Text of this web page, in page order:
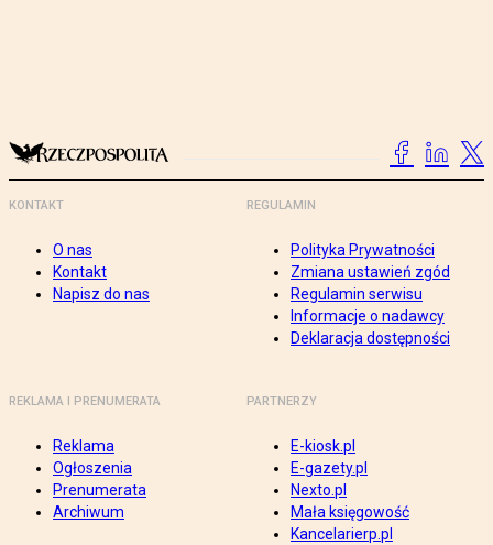
KONTAKT
O nas
Kontakt
Napisz do nas
REGULAMIN
Polityka Prywatności
Zmiana ustawień zgód
Regulamin serwisu
Informacje o nadawcy
Deklaracja dostępności
REKLAMA I PRENUMERATA
Reklama
Ogłoszenia
Prenumerata
Archiwum
PARTNERZY
E-kiosk.pl
E-gazety.pl
Nexto.pl
Mała księgowość
Kancelarierp.pl